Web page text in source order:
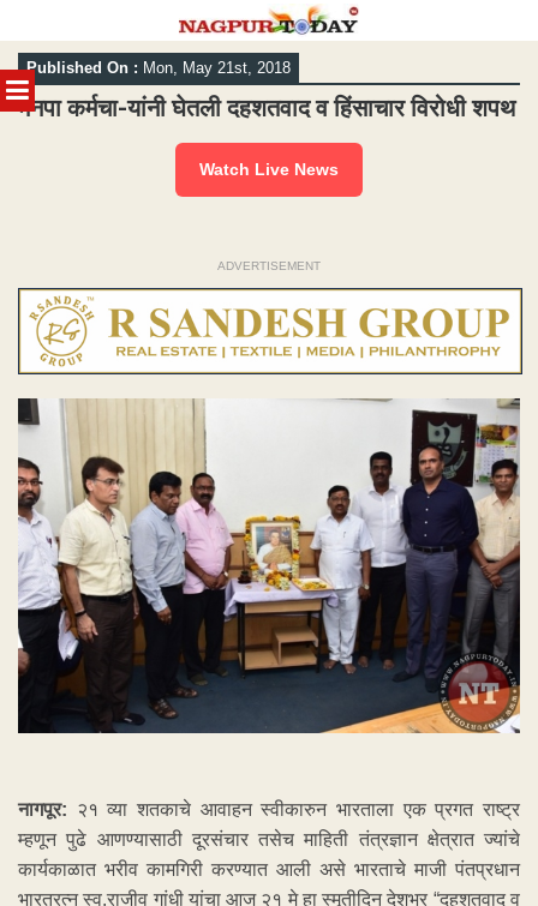
MENU
Skip
to
content
Published On : Mon, May 21st, 2018
मनपा कर्मचा-यांनी घेतली दहशतवाद व हिंसाचार विरोधी शपथ
Watch Live News
ADVERTISEMENT
नागपूर: २१ व्या शतकाचे आवाहन ‍स्वीकारुन भारताला एक प्रगत राष्ट्र
म्हणून पुढे आणण्यासाठी दूरसंचार तसेच माहिती तंत्रज्ञान क्षेत्रात ज्यांचे
कार्यकाळात भरीव कामगिरी करण्यात आली असे भारताचे माजी पंतप्रधान
भारतरत्न स्व.राजीव गांधी यांचा आज २१ मे हा स्मृतीदिन देशभर “दहशतवाद व